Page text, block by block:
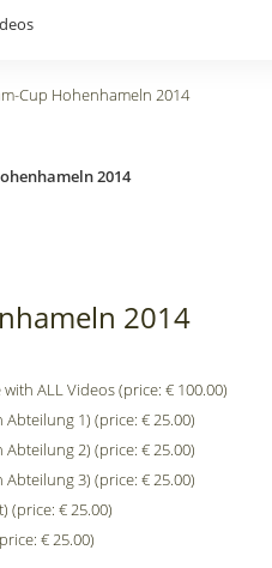
Cup Hohenhameln 2014
2014
ALL Videos (price: € 100.00)
1) (price: € 25.00)
2) (price: € 25.00)
3) (price: € 25.00)
(price: € 25.00)
€ 25.00)